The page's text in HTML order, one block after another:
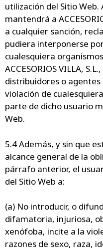
utilización del Sitio
mantendrá a
a cualquier sanción,
pudiera interponerse
cualesquiera
ACCESORIOS VILLA,
distribuidores o agentes
violación de
parte de dicho usuario
Web.
5.4 Además, y sin que
alcance general de la
párrafo anterior, el
del Sitio Web a:
(a) No introducir, o
difamatoria, injuriosa,
xenófoba, incite a la
razones de sexo, raza,